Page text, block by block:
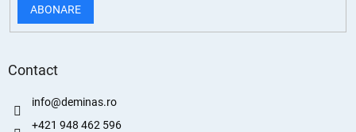
ABONARE
Contact
info@deminas.ro
+421 948 462 596